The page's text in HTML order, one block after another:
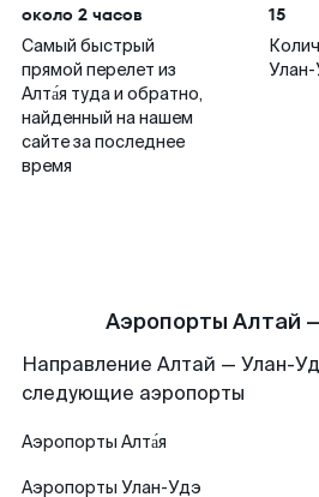
около 2 часов
Самый быстрый
прямой перелет из
Алта́я туда и обратно,
найденный на нашем
сайте за последнее
время
15
Аэропорты Алтай
Направление Алтай — Улан-
следующие аэропорты
Аэропорты Алта́я
Аэропорты Улан-Удэ